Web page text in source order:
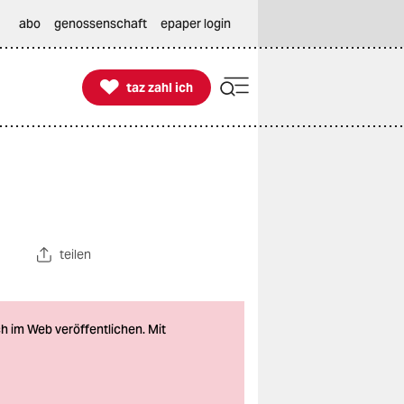
abo genossenschaft epaper login

taz zahl ich
taz zahl ich
teilen